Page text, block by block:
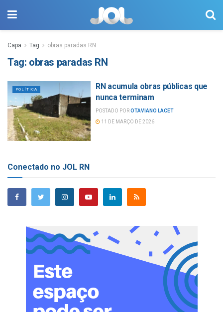
Capa Tag obras paradas RN
Tag: obras paradas RN
POLÍTICA
RN acumula obras públicas que
nunca terminam
POSTADO POROTAVIANO LACET
11 DE MARÇO DE 2026
Conectado no JOL RN